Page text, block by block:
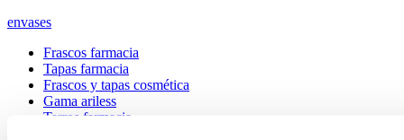
envases
Frascos farmacia
Tapas farmacia
Frascos y tapas cosmética
Gama ariless
Tarros farmacia